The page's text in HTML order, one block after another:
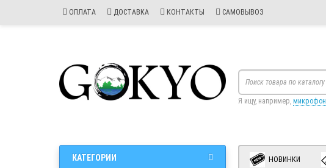
ОПЛАТА ДОСТАВКА КОНТАКТЫ САМОВЫВОЗ
Я ищу, например, микрофон
НОВИНКИ
КАТЕГОРИИ